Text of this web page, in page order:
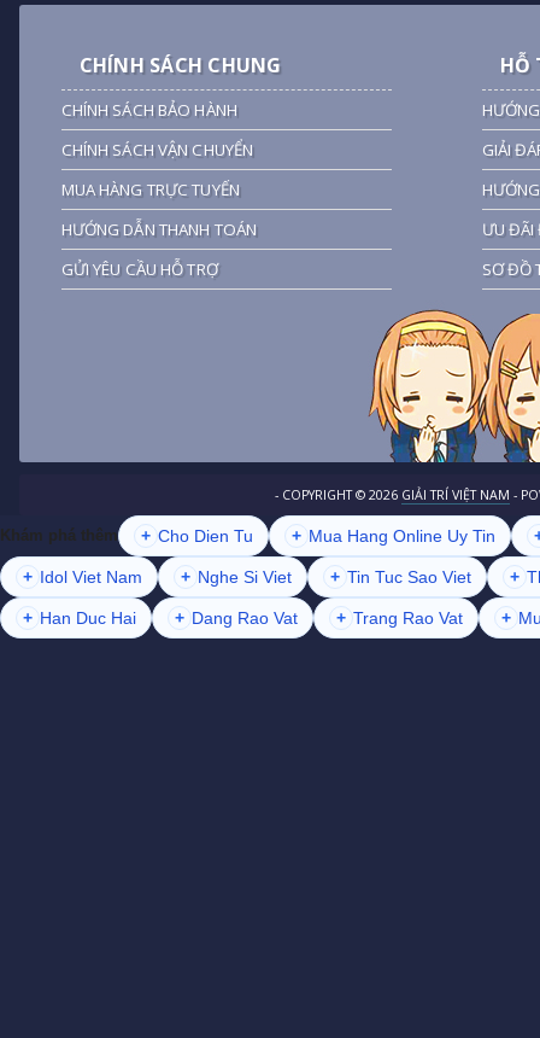
CHÍNH SÁCH CHUNG
CHÍNH SÁCH BẢO HÀNH
CHÍNH SÁCH VẬN CHUYỂN
MUA HÀNG TRỰC TUYẾN
HƯỚNG DẪN THANH TOÁN
GỬI YÊU CẦU HỖ TRỢ
HỖ
GIẢI
ƯU ĐÃI
SƠ ĐỒ
- COPYRIGHT © 2026 GIẢI TRÍ VIỆT NAM -
Khám phá thêm + Cho Dien Tu + Mua Hang Online Uy Tin
+ Idol Viet Nam + Nghe Si Viet + Tin Tuc Sao Viet +
+ Han Duc Hai + Dang Rao Vat + Trang Rao Vat +